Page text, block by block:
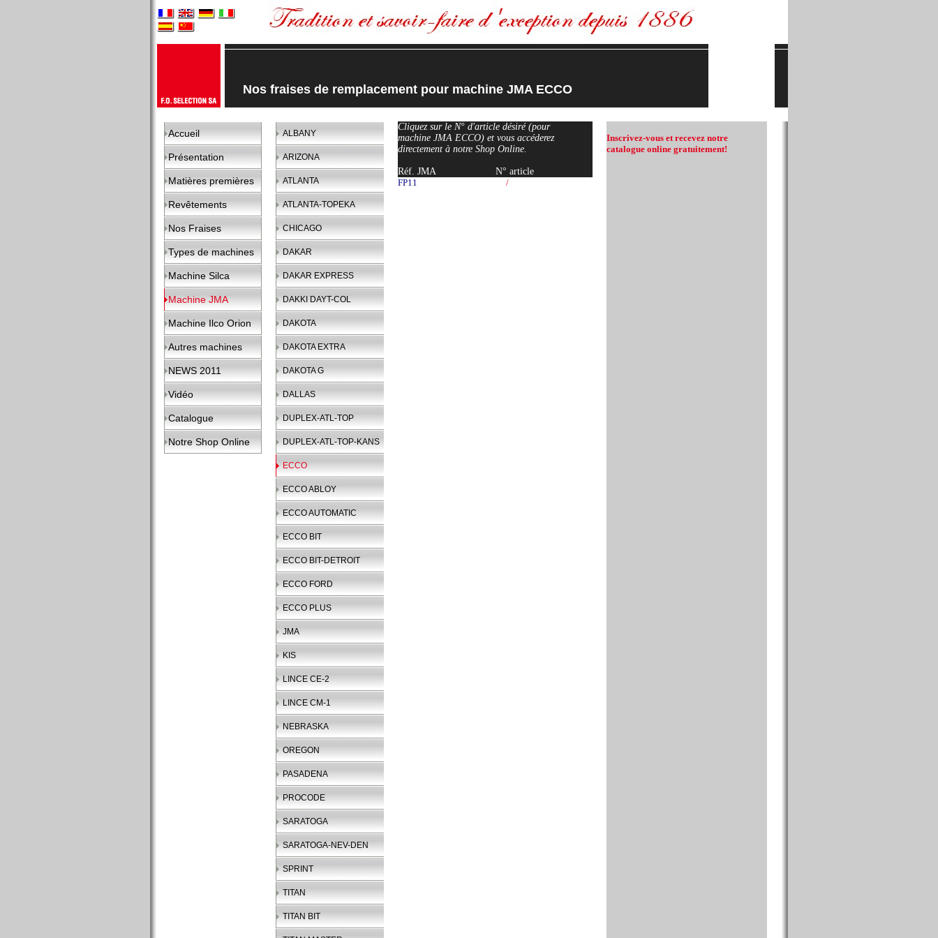
Nos fraises de remplacement pour machine JMA ECCO
Accueil
Présentation
Matières premières
Revêtements
Nos Fraises
Types de machines
Machine Silca
Machine JMA
Machine Ilco Orion
Autres machines
NEWS 2011
Vidéo
Catalogue
Notre Shop Online
ALBANY
ARIZONA
ATLANTA
ATLANTA-TOPEKA
CHICAGO
DAKAR
DAKAR EXPRESS
DAKKI DAYT-COL
DAKOTA
DAKOTA EXTRA
DAKOTA G
DALLAS
DUPLEX-ATL-TOP
DUPLEX-ATL-TOP-KANS
ECCO
ECCO ABLOY
ECCO AUTOMATIC
ECCO BIT
ECCO BIT-DETROIT
ECCO FORD
ECCO PLUS
JMA
KIS
LINCE CE-2
LINCE CM-1
NEBRASKA
OREGON
PASADENA
PROCODE
SARATOGA
SARATOGA-NEV-DEN
SPRINT
TITAN
TITAN BIT
Cliquez sur le N° d'article désiré (pour
machine JMA ECCO) et vous accéderez
directement à notre Shop Online.
Réf. JMA
N° article
FP11
/
Inscrivez-vous et recevez notre
catalogue online gratuitement!